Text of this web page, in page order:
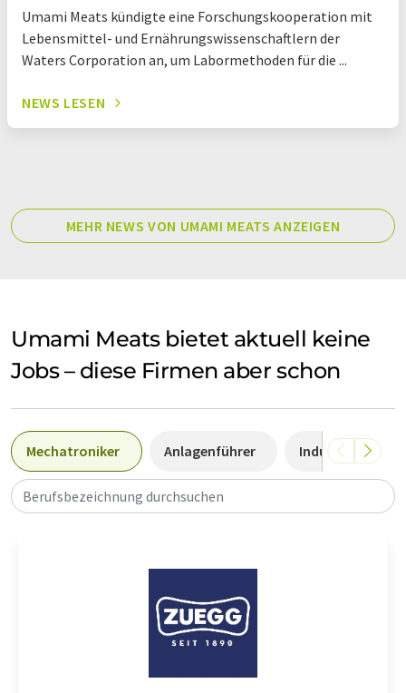
Umami Meats kündigte eine Forschungskooperation mit
Lebensmittel- und Ernährungswissenschaftlern der
Waters Corporation an, um Labormethoden für die ...
NEWS LESEN
MEHR NEWS VON UMAMI MEATS ANZEIGEN
Umami Meats bietet aktuell keine
Jobs – diese Firmen aber schon
Mechatroniker Anlagenführer
Berufsbezeichnung durchsuchen